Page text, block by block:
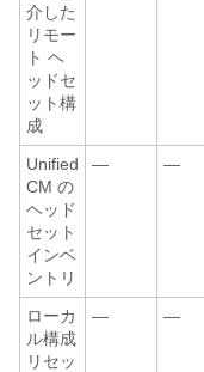
介した
リモー
ト ヘ
ッドセ
ット構
成
Unified
CM の
ヘッド
セット
インベ
ントリ
— —
ローカ
ル構成
リセッ
— —